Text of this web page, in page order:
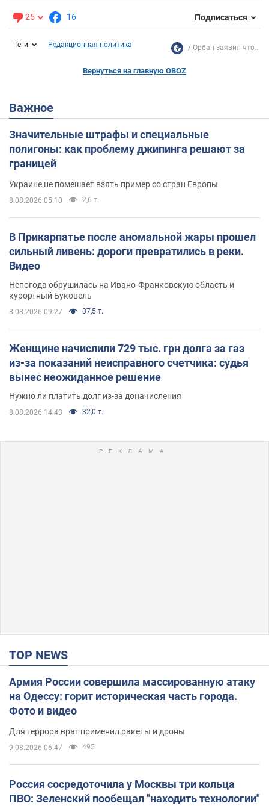
25 16 Подписаться
Теги Редакционная политика Орбан заявил что...
Вернуться на главную OBOZ
Важное
Значительные штрафы и специальные
полигоны: как проблему джипинга решают за
границей
Украине не помешает взять пример со стран Европы
8.08.2026 05:10 2,6 т.
В Прикарпатье после аномальной жары прошел
сильный ливень: дороги превратились в реки.
Видео
Непогода обрушилась на Ивано-Франковскую область и
курортный Буковель
8.08.2026 09:27 37,5 т.
Женщине начислили 729 тыс. грн долга за газ
из-за показаний неисправного счетчика: судья
вынес неожиданное решение
Нужно ли платить долг из-за доначисления
8.08.2026 14:43 32,0 т.
TOP NEWS
Армия России совершила массированную атаку
на Одессу: горит историческая часть города.
Фото и видео
Для террора враг применил ракеты и дроны
9.08.2026 06:47 495
Россия сосредоточила у Москвы три кольца
ПВО: Зеленский пообещал "находить технологии"